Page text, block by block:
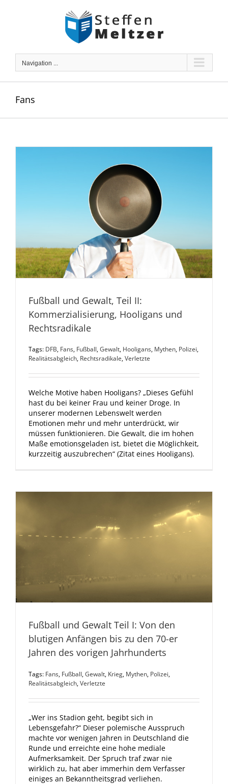
Navigation ...
Fans
Fußball und Gewalt, Teil II:
Kommerzialisierung, Hooligans und
Rechtsradikale
Tags: DFB, Fans, Fußball,Gewalt, Hooligans, Mythen, Polizei,
Realitätsabgleich, Rechtsradikale,Verletzte
Welche Motive haben Hooligans? „Dieses Gefühl
hast du bei keiner Frau und keiner Droge. In
unserer modernen Lebenswelt werden
Emotionen mehr und mehr unterdrückt, wir
müssen funktionieren. Die Gewalt, die im hohen
Maße emotionsgeladen ist, bietet die Möglichkeit,
kurzzeitig auszubrechen“ (Zitat eines Hooligans).
Fußball und Gewalt Teil I: Von den
blutigen Anfängen bis zu den 70-er
Jahren des vorigen Jahrhunderts
Tags: Fans, Fußball,Gewalt, Krieg, Mythen, Polizei,
Realitätsabgleich,Verletzte
„Wer ins Stadion geht, begibt sich in
Lebensgefahr?“ Dieser polemische Ausspruch
machte vor wenigen Jahren in Deutschland die
Runde und erreichte eine hohe mediale
Aufmerksamkeit. Der Spruch traf zwar nie
wirklich zu, hat aber immerhin dem Verfasser
einiges an Bekanntheitsgrad verliehen.